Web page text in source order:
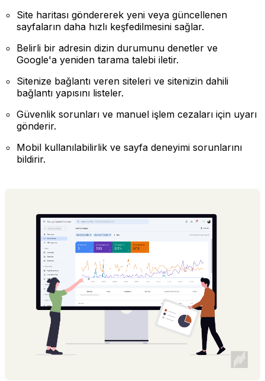
Site haritası göndererek yeni veya güncellenen
sayfaların daha hızlı keşfedilmesini sağlar.
Belirli bir adresin dizin durumunu denetler ve
Google'a yeniden tarama talebi iletir.
Sitenize bağlantı veren siteleri ve sitenizin dahili
bağlantı yapısını listeler.
Güvenlik sorunları ve manuel işlem cezaları için uyarı
gönderir.
Mobil kullanılabilirlik ve sayfa deneyimi sorunlarını
bildirir.